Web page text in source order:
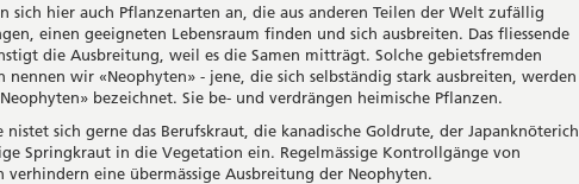
sich hier auch Pflanzenarten an, die aus anderen Teilen der Welt zufällig
einen geeigneten Lebensraum finden und sich ausbreiten. Das fliessende
die Ausbreitung, weil es die Samen mitträgt. Solche gebietsfremden
nennen wir «Neophyten» - jene, die sich selbständig stark ausbreiten, werden
bezeichnet. Sie be- und verdrängen heimische Pflanzen.
nistet sich gerne das Berufskraut, die kanadische Goldrute, der Japanknöterich
Springkraut in die Vegetation ein. Regelmässige Kontrollgänge von
verhindern eine übermässige Ausbreitung der Neophyten.